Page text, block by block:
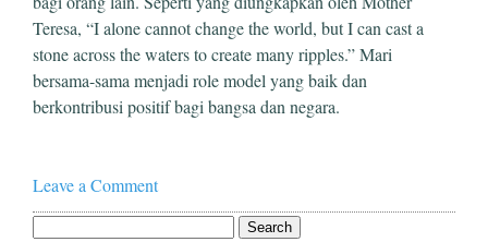
Teresa, “I alone cannot change the world, but I can cast a
stone across the waters to create many ripples.” Mari
bersama-sama menjadi role model yang baik dan
berkontribusi positif bagi bangsa dan negara.
Leave a Comment
Search